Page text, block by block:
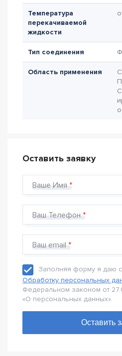
Температура
перекачиваемой
жидкости
Тип соединения
Область применения
Оставить заявку
Ваше Имя
Ваш Телефон
Ваш email
Заполняя форму я даю
Обработку персональных
Федеральном законом от
«О персональных данных».